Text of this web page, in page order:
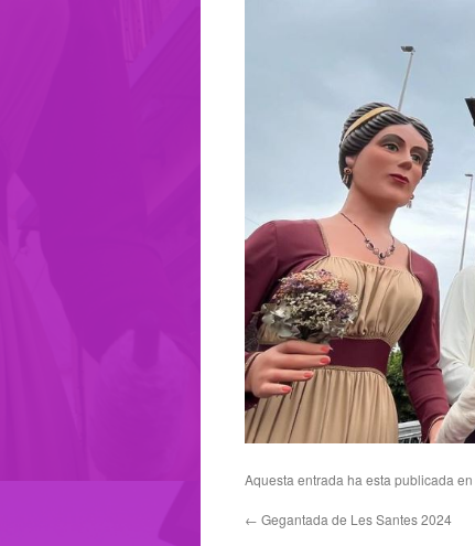
Aquesta entrada ha esta publicada en
← Gegantada de Les Santes 2024